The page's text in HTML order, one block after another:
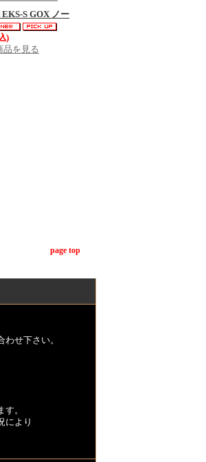
S GOX ノー
)
品を見る
page top
せ下さい。
。
により